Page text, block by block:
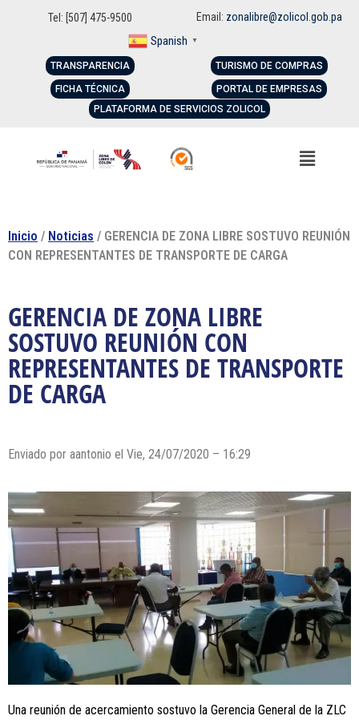
Tel: [507] 475-9500 Email: zonalibre@zolicol.gob.pa
Spanish ▼
TRANSPARENCIA
FICHA TÉCNICA
TURISMO DE COMPRAS
PORTAL DE EMPRESAS
PLATAFORMA DE SERVICIOS ZOLICOL
Inicio / Noticias / GERENCIA DE ZONA LIBRE SOSTUVO REUNIÓN
CON REPRESENTANTES DE TRANSPORTE DE CARGA
GERENCIA DE ZONA LIBRE
SOSTUVO REUNIÓN CON
REPRESENTANTES DE TRANSPORTE
DE CARGA
Enviado por aantonio el Vie, 24/07/2020 – 16:29
Una reunión de acercamiento sostuvo la Gerencia General de la ZLC